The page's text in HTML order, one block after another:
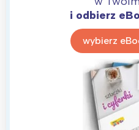
i odbierz
wybierz